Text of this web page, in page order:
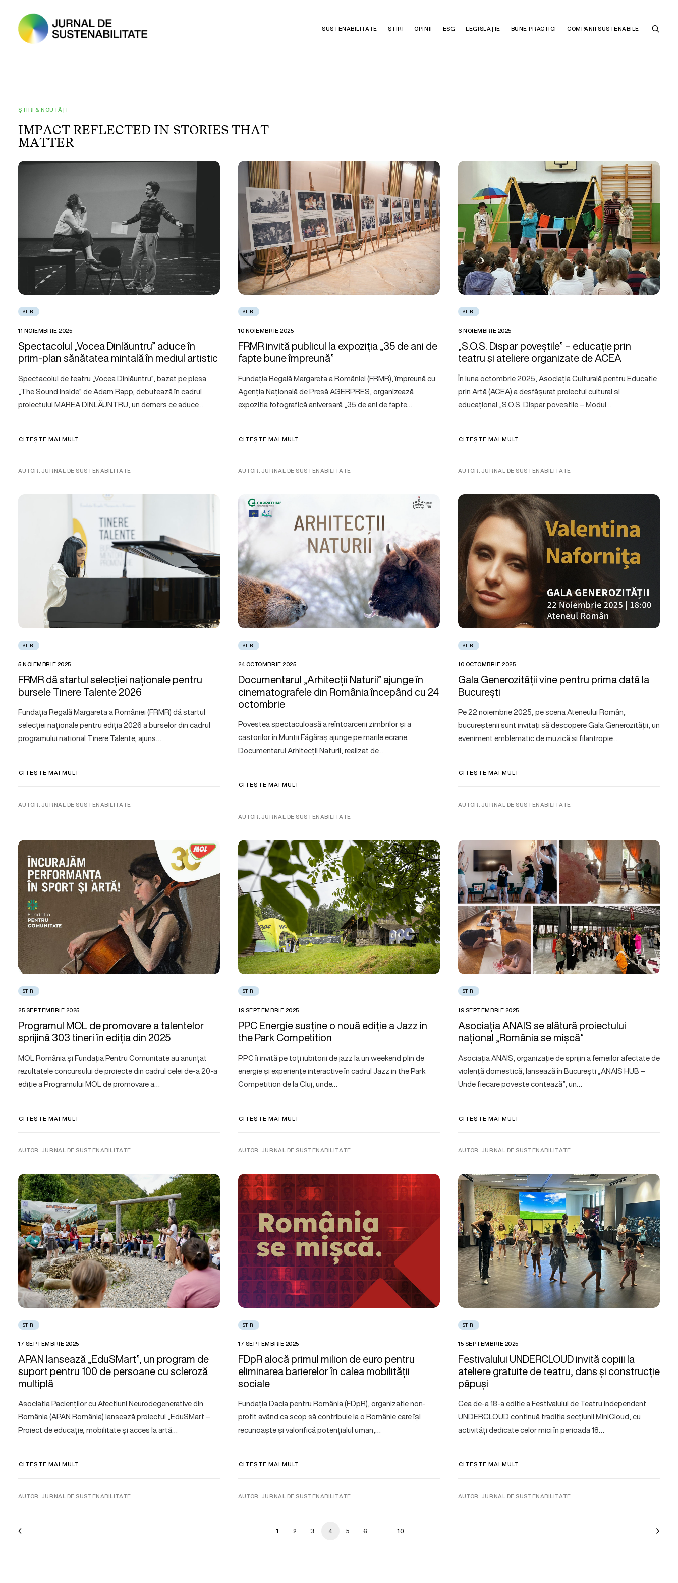
SUSTENABILITATE ȘTIRI OPINII ESG LEGISLAȚIE BUNE PRACTICI COMPANII SUSTENABILE
ȘTIRI & NOUTĂȚI
IMPACT REFLECTED IN STORIES THAT
MATTER
ȘTIRI
11 NOIEMBRIE 2025
Spectacolul „Vocea Dinlăuntru” aduce în
prim-plan sănătatea mintală în mediul artistic
Spectacolul de teatru „Vocea Dinlăuntru”, bazat pe piesa
„The Sound Inside” de Adam Rapp, debutează în cadrul
proiectului MAREA DINLĂUNTRU, un demers ce aduce…
CITEȘTE MAI MULT
AUTOR. JURNAL DE SUSTENABILITATE
ȘTIRI
10 NOIEMBRIE 2025
FRMR invită publicul la expoziția „35 de ani de
fapte bune împreună”
Fundația Regală Margareta a României (FRMR), împreună cu
Agenția Națională de Presă AGERPRES, organizează
expoziția fotografică aniversară „35 de ani de fapte…
CITEȘTE MAI MULT
AUTOR. JURNAL DE SUSTENABILITATE
ȘTIRI
6 NOIEMBRIE 2025
„S.O.S. Dispar poveștile” – educație prin
teatru și ateliere organizate de ACEA
În luna octombrie 2025, Asociația Culturală pentru Educație
prin Artă (ACEA) a desfășurat proiectul cultural și
educațional „S.O.S. Dispar poveștile – Modul…
CITEȘTE MAI MULT
AUTOR. JURNAL DE SUSTENABILITATE
ȘTIRI
5 NOIEMBRIE 2025
FRMR dă startul selecției naționale pentru
bursele Tinere Talente 2026
Fundația Regală Margareta a României (FRMR) dă startul
selecției naționale pentru ediția 2026 a burselor din cadrul
programului național Tinere Talente, ajuns…
CITEȘTE MAI MULT
AUTOR. JURNAL DE SUSTENABILITATE
ȘTIRI
24 OCTOMBRIE 2025
Documentarul „Arhitecții Naturii” ajunge în
cinematografele din România începând cu 24
octombrie
Povestea spectaculoasă a reîntoarcerii zimbrilor și a
castorilor în Munții Făgăraș ajunge pe marile ecrane.
Documentarul Arhitecții Naturii, realizat de…
CITEȘTE MAI MULT
AUTOR. JURNAL DE SUSTENABILITATE
ȘTIRI
10 OCTOMBRIE 2025
Gala Generozității vine pentru prima dată la
București
Pe 22 noiembrie 2025, pe scena Ateneului Român,
bucureștenii sunt invitați să descopere Gala Generozității, un
eveniment emblematic de muzică și filantropie…
CITEȘTE MAI MULT
AUTOR. JURNAL DE SUSTENABILITATE
ȘTIRI
25 SEPTEMBRIE 2025
Programul MOL de promovare a talentelor
sprijină 303 tineri în ediția din 2025
MOL România și Fundația Pentru Comunitate au anunțat
rezultatele concursului de proiecte din cadrul celei de-a 20-a
ediție a Programului MOL de promovare a…
CITEȘTE MAI MULT
AUTOR. JURNAL DE SUSTENABILITATE
ȘTIRI
19 SEPTEMBRIE 2025
PPC Energie susține o nouă ediție a Jazz in
the Park Competition
PPC îi invită pe toți iubitorii de jazz la un weekend plin de
energie și experiențe interactive în cadrul Jazz in the Park
Competition de la Cluj, unde…
CITEȘTE MAI MULT
AUTOR. JURNAL DE SUSTENABILITATE
ȘTIRI
19 SEPTEMBRIE 2025
Asociația ANAIS se alătură proiectului
național „România se mișcă”
Asociația ANAIS, organizație de sprijin a femeilor afectate de
violență domestică, lansează în București „ANAIS HUB –
Unde fiecare poveste contează”, un…
CITEȘTE MAI MULT
AUTOR. JURNAL DE SUSTENABILITATE
ȘTIRI
17 SEPTEMBRIE 2025
APAN lansează „EduSMart”, un program de
suport pentru 100 de persoane cu scleroză
multiplă
Asociația Pacienților cu Afecțiuni Neurodegenerative din
România (APAN România) lansează proiectul „EduSMart –
Proiect de educație, mobilitate și acces la artă…
CITEȘTE MAI MULT
AUTOR. JURNAL DE SUSTENABILITATE
ȘTIRI
17 SEPTEMBRIE 2025
FDpR alocă primul milion de euro pentru
eliminarea barierelor în calea mobilității
sociale
Fundația Dacia pentru România (FDpR), organizație non-
profit având ca scop să contribuie la o Românie care își
recunoaște și valorifică potențialul uman,…
CITEȘTE MAI MULT
AUTOR. JURNAL DE SUSTENABILITATE
ȘTIRI
15 SEPTEMBRIE 2025
Festivalului UNDERCLOUD invită copiii la
ateliere gratuite de teatru, dans și construcție
păpuși
Cea de-a 18-a ediție a Festivalului de Teatru Independent
UNDERCLOUD continuă tradiția secțiunii MiniCloud, cu
activități dedicate celor mici în perioada 18…
CITEȘTE MAI MULT
AUTOR. JURNAL DE SUSTENABILITATE
1 2 3 4 5 6 … 10